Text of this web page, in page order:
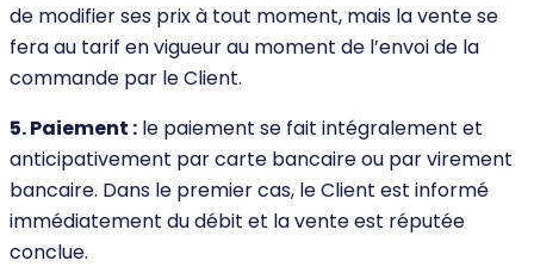
de modifier ses prix à tout moment, mais la vente se
fera au tarif en vigueur au moment de l’envoi de la
commande par le Client.
5. Paiement : le paiement se fait intégralement et
anticipativement par carte bancaire ou par virement
bancaire. Dans le premier cas, le Client est informé
immédiatement du débit et la vente est réputée
conclue.